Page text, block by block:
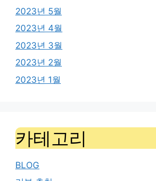
2023년 5월
2023년 4월
2023년 3월
2023년 2월
2023년 1월
카테고리
BLOG